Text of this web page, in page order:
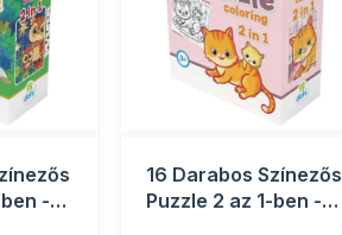
-
16 Darabos Színezős
Puzzle 2 az 1-ben -